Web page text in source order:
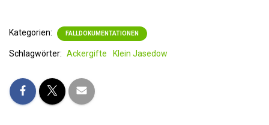
Kategorien: FALLDOKUMENTATIONEN
Schlagwörter: Ackergifte Klein Jasedow